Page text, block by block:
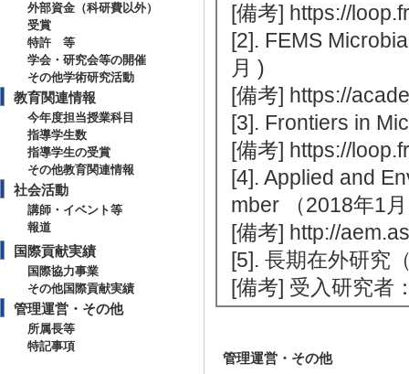
外部資金（科研費以外）
受賞
特許 等
学会・研究会等の開催
その他学術研究活動
教育関連情報
今年度担当授業科目
指導学生数
指導学生の受賞
その他教育関連情報
社会活動
講師・イベント等
報道
国際貢献実績
国際協力事業
その他国際貢献実績
管理運営・その他
所属長等
特記事項
[備考] https://
[2]. FEMS
月 )
[備考] https://
[3]. Frontiers in
[備考] https://
[4]. Applied and
mber （2018年1
[備考] http://
[5]. 長期在外研究
[備考] 受入研究者
管理運営・その他